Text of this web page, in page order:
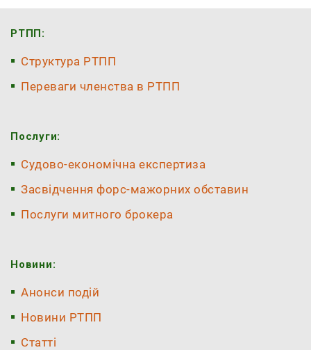
РТПП:
Структура РТПП
Переваги членства в РТПП
Послуги:
Судово-економічна експертиза
Засвідчення форс-мажорних обставин
Послуги митного брокера
Новини:
Анонси подій
Новини РТПП
Статті